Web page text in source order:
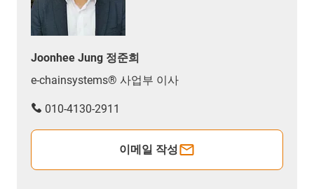
Joonhee Jung 정준희
e-chainsystems® 사업부 이사
010-4130-2911
이메일 작성